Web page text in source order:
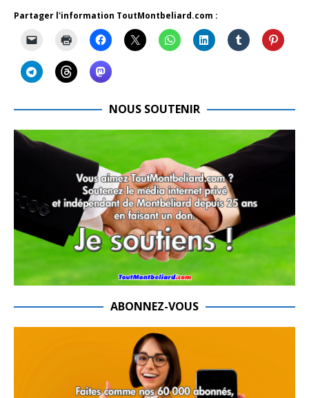
Partager l'information ToutMontbeliard.com :
NOUS SOUTENIR
ABONNEZ-VOUS